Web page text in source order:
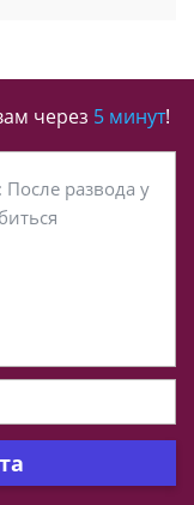
через 5 минут!